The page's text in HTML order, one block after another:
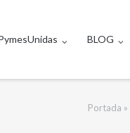
BLOG
Portada »